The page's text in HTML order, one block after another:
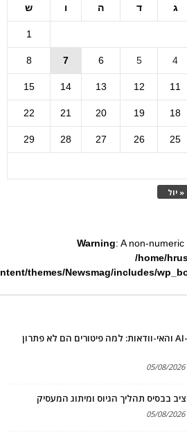
ג ד ה ו ש
« יול
1
4
5
6
7
8
11
12
13
14
15
18
19
20
21
22
25
26
27
28
29
Warning: A non-
/home/
themes/Newsmag/includes/
שימור עובדים בעידן ה-AI והאי-וודאות: למה פיטורים הם לא פתרון
05/08/2026
05/08/2026